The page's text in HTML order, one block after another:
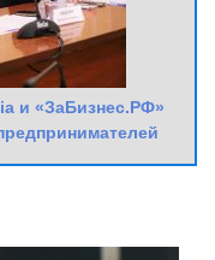
и «ЗаБизнес.РФ»